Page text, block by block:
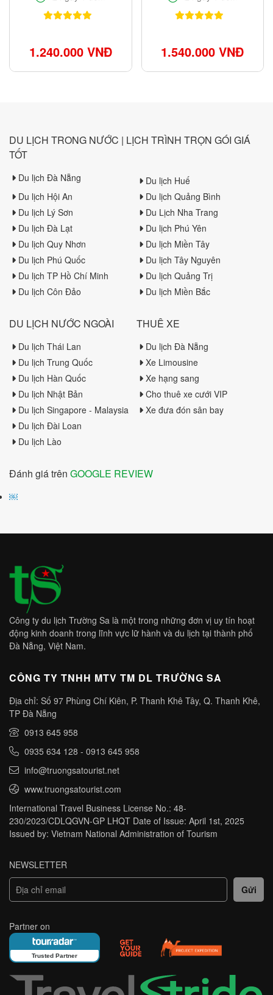
1.240.000 VNĐ 1.540.000 VNĐ
DU LỊCH TRONG NƯỚC | LỊCH TRÌNH TRỌN GÓI GIÁ
TỐT
Du lịch Đà Nẵng
Du lịch Huế
Du lịch Hội An
Du lịch Quảng Bình
Du lịch Lý Sơn
Du Lịch Nha Trang
Du lịch Đà Lạt
Du lịch Phú Yên
Du lịch Quy Nhơn
Du lịch Miền Tây
Du lịch Phú Quốc
Du lịch Tây Nguyên
Du lịch TP Hồ Chí Minh
Du lịch Quảng Trị
Du lịch Côn Đảo
Du lịch Miền Bắc
DU LỊCH NƯỚC NGOÀI
Du lịch Thái Lan
Du lịch Trung Quốc
Du lịch Hàn Quốc
Du lịch Nhật Bản
Du lịch Singapore - Malaysia
Du lịch Đài Loan
Du lịch Lào
THUÊ XE
Du lịch Đà Nẵng
Xe Limousine
Xe hạng sang
Cho thuê xe cưới VIP
Xe đưa đón sân bay
Đánh giá trên GOOGLE REVIEW
￼
Công ty du lịch Trường Sa là một trong những đơn vị uy tín hoạt
động kinh doanh trong lĩnh vực lữ hành và du lịch tại thành phố
Đà Nẵng, Việt Nam.
CÔNG TY TNHH MTV TM DL TRƯỜNG SA
Địa chỉ: Số 97 Phùng Chí Kiên, P. Thanh Khê Tây, Q. Thanh Khê,
TP Đà Nẵng
0913 645 958
0935 634 128 - 0913 645 958
info@truongsatourist.net
www.truongsatourist.com
International Travel Business License No.: 48-
230/2023/CDLQGVN-GP LHQT Date of Issue: April 1st, 2025
Issued by: Vietnam National Administration of Tourism
NEWSLETTER
Partner on
Trusted Partner